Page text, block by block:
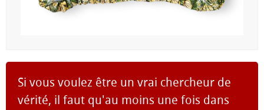
Si vous voulez être un vrai chercheur de
vérité, il faut qu'au moins une fois dans